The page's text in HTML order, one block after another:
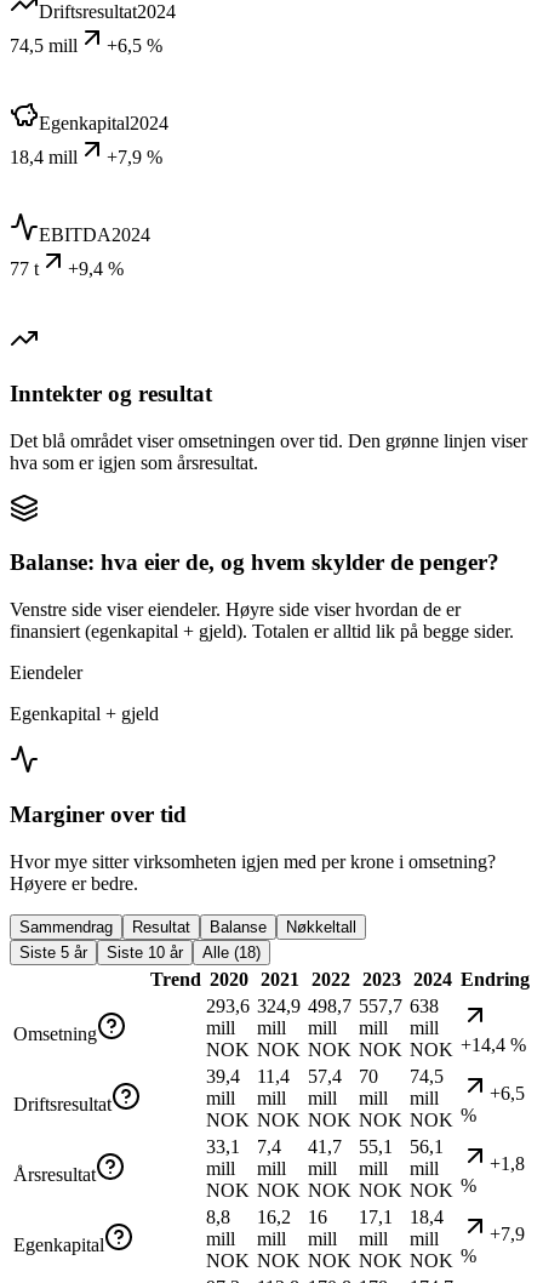
Driftsresultat2024
74,5 mill
+6,5 %
Egenkapital2024
18,4 mill
+7,9 %
EBITDA2024
77 t
+9,4 %
Inntekter og resultat
Det blå området viser omsetningen over tid. Den grønne linjen viser
hva som er igjen som årsresultat.
Balanse: hva eier de, og hvem skylder de penger?
Venstre side viser eiendeler. Høyre side viser hvordan de er
finansiert (egenkapital + gjeld). Totalen er alltid lik på begge sider.
Eiendeler
Egenkapital + gjeld
Marginer over tid
Hvor mye sitter virksomheten igjen med per krone i omsetning?
Høyere er bedre.
Sammendrag Resultat Balanse
Nøkkeltall
Siste 5 år
Siste 10 år Alle (18)
Trend 2020 2021 2022 2023 2024 Endring
Omsetning
293,6
mill
NOK
324,9
mill
NOK
498,7
mill
NOK
557,7
mill
NOK
638
mill
NOK +14,4 %
Driftsresultat
39,4
mill
NOK
11,4
mill
NOK
57,4
mill
NOK
70
mill
NOK
74,5
mill
NOK
+6,5
%
Årsresultat
33,1
mill
NOK
7,4
mill
NOK
41,7
mill
NOK
55,1
mill
NOK
56,1
mill
NOK
+1,8
%
Egenkapital
8,8
mill
NOK
16,2
mill
NOK
16
mill
NOK
17,1
mill
NOK
18,4
mill
NOK
+7,9
%